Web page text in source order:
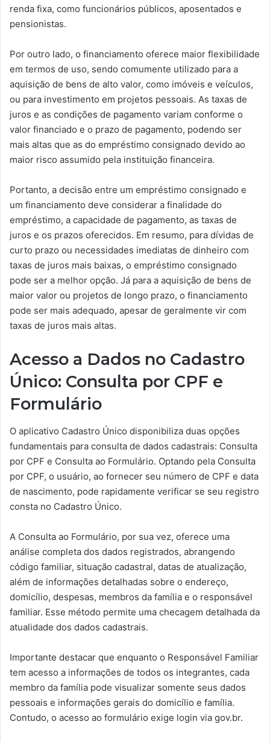
renda fixa, como funcionários públicos, aposentados e
pensionistas.
Por outro lado, o financiamento oferece maior flexibilidade
em termos de uso, sendo comumente utilizado para a
aquisição de bens de alto valor, como imóveis e veículos,
ou para investimento em projetos pessoais. As taxas de
juros e as condições de pagamento variam conforme o
valor financiado e o prazo de pagamento, podendo ser
mais altas que as do empréstimo consignado devido ao
maior risco assumido pela instituição financeira.
Portanto, a decisão entre um empréstimo consignado e
um financiamento deve considerar a finalidade do
empréstimo, a capacidade de pagamento, as taxas de
juros e os prazos oferecidos. Em resumo, para dívidas de
curto prazo ou necessidades imediatas de dinheiro com
taxas de juros mais baixas, o empréstimo consignado
pode ser a melhor opção. Já para a aquisição de bens de
maior valor ou projetos de longo prazo, o financiamento
pode ser mais adequado, apesar de geralmente vir com
taxas de juros mais altas.
Acesso a Dados no Cadastro
Único: Consulta por CPF e
Formulário
O aplicativo Cadastro Único disponibiliza duas opções
fundamentais para consulta de dados cadastrais: Consulta
por CPF e Consulta ao Formulário. Optando pela Consulta
por CPF, o usuário, ao fornecer seu número de CPF e data
de nascimento, pode rapidamente verificar se seu registro
consta no Cadastro Único.
A Consulta ao Formulário, por sua vez, oferece uma
análise completa dos dados registrados, abrangendo
código familiar, situação cadastral, datas de atualização,
além de informações detalhadas sobre o endereço,
domicílio, despesas, membros da família e o responsável
familiar. Esse método permite uma checagem detalhada da
atualidade dos dados cadastrais.
Importante destacar que enquanto o Responsável Familiar
tem acesso a informações de todos os integrantes, cada
membro da família pode visualizar somente seus dados
pessoais e informações gerais do domicílio e família.
Contudo, o acesso ao formulário exige login via gov.br.